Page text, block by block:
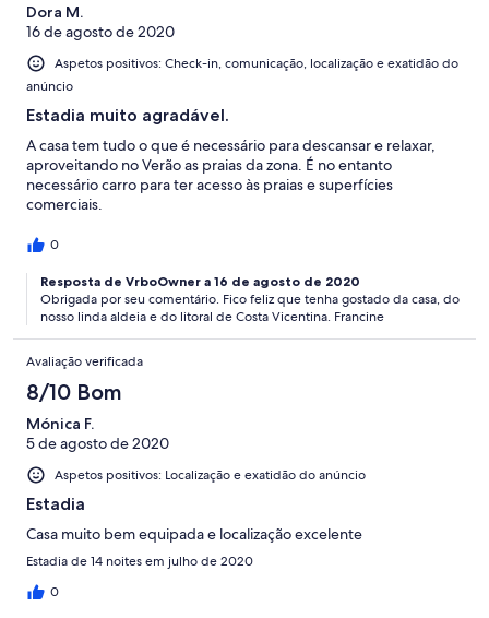
Dora M.
16 de agosto de 2020
Aspetos positivos: Check-in, comunicação, localização e exatidão do
anúncio
Estadia muito agradável.
A casa tem tudo o que é necessário para descansar e relaxar,
aproveitando no Verão as praias da zona. É no entanto
necessário carro para ter acesso às praias e superfícies
comerciais.
0
Resposta de VrboOwner a 16 de agosto de 2020
Obrigada por seu comentário. Fico feliz que tenha gostado da casa, do
nosso linda aldeia e do litoral de Costa Vicentina. Francine
Avaliação verificada
8/10 Bom
Mónica F.
5 de agosto de 2020
Aspetos positivos: Localização e exatidão do anúncio
Estadia
Casa muito bem equipada e localização excelente
Estadia de 14 noites em julho de 2020
0